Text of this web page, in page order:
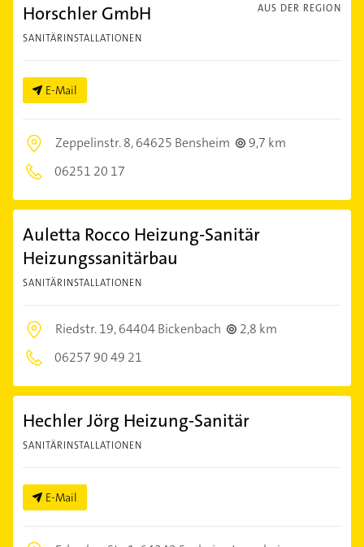
AUS DER REGION
Horschler GmbH
SANITÄRINSTALLATIONEN
E-Mail
Zeppelinstr. 8,64625 Bensheim
9,7 km
06251 20 17
Auletta Rocco Heizung-Sanitär
Heizungssanitärbau
SANITÄRINSTALLATIONEN
Riedstr. 19,64404 Bickenbach
2,8 km
06257 90 49 21
Hechler Jörg Heizung-Sanitär
SANITÄRINSTALLATIONEN
E-Mail